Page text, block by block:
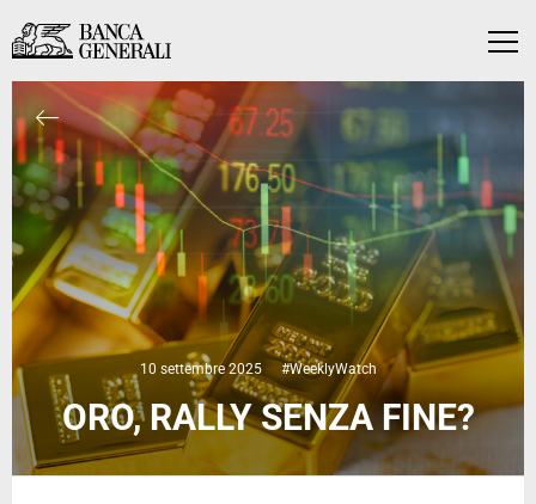
Vai al contenuto principale
Menu
Vai al contenuto principale
10 settembre 2025 #WeeklyWatch
ORO, RALLY SENZA FINE?